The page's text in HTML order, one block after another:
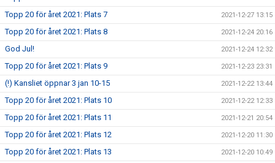
Topp 20 för året 2021: Plats 7 2021-12-27 13:15
Topp 20 för året 2021: Plats 8 2021-12-24 20:16
God Jul! 2021-12-24 12:32
Topp 20 för året 2021: Plats 9 2021-12-23 23:31
(!) Kansliet öppnar 3 jan 10-15 2021-12-22 13:44
Topp 20 för året 2021: Plats 10 2021-12-22 12:33
Topp 20 för året 2021: Plats 11 2021-12-21 20:54
Topp 20 för året 2021: Plats 12 2021-12-20 11:30
Topp 20 för året 2021: Plats 13 2021-12-20 10:49